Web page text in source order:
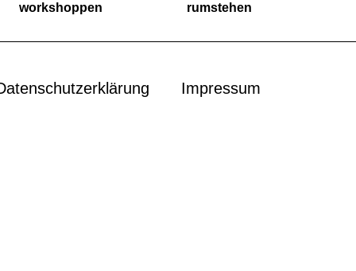
workshoppen rumstehen
Impressum